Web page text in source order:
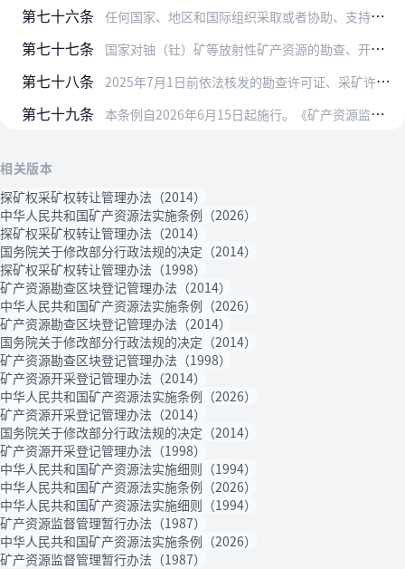
第七十六条 任何国家、地区和国际组织采取或者协助、支持采取歧视性的禁止、限制或者其他类似措施，危害中华人民共和国矿产资源及相关产业链供应链安全的，国务院有关部门可以根据实际…
第七十七条 国家对铀（钍）矿等放射性矿产资源的勘查、开采和保护等另有规定的，依照其规定。
第七十八条 2025年7月1日前依法核发的勘查许可证、采矿许可证，在有效期内继续有效。
第七十九条 本条例自2026年6月15日起施行。《矿产资源监督管理暂行办法》、《矿产资源补偿费征收管理规定》、《中华人民共和国矿产资源法实施细则》、《矿产资源勘查区块登记管…
相关版本
探矿权采矿权转让管理办法（2014）
中华人民共和国矿产资源法实施条例（2026）
探矿权采矿权转让管理办法（2014）
国务院关于修改部分行政法规的决定（2014）
探矿权采矿权转让管理办法（1998）
矿产资源勘查区块登记管理办法（2014）
中华人民共和国矿产资源法实施条例（2026）
矿产资源勘查区块登记管理办法（2014）
国务院关于修改部分行政法规的决定（2014）
矿产资源勘查区块登记管理办法（1998）
矿产资源开采登记管理办法（2014）
中华人民共和国矿产资源法实施条例（2026）
矿产资源开采登记管理办法（2014）
国务院关于修改部分行政法规的决定（2014）
矿产资源开采登记管理办法（1998）
中华人民共和国矿产资源法实施细则（1994）
中华人民共和国矿产资源法实施条例（2026）
中华人民共和国矿产资源法实施细则（1994）
矿产资源监督管理暂行办法（1987）
中华人民共和国矿产资源法实施条例（2026）
矿产资源监督管理暂行办法（1987）